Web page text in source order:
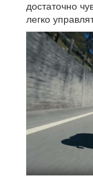
достаточно
легко